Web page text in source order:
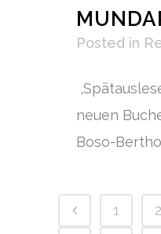
Posted in
neuen
Boso-
1 2